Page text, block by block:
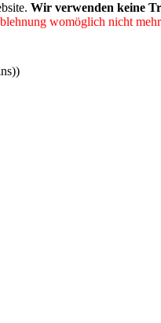
Wir verwenden keine
womöglich nicht